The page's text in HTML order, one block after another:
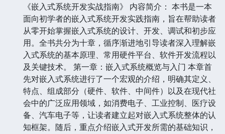
《嵌入式系统开发实战指南》 内容简介： 本书是一本
面向初学者的嵌入式系统开发实践指南，旨在帮助读者
从零开始掌握嵌入式系统的设计、开发、调试和初步应
用。全书共分为十章，循序渐进地引导读者深入理解嵌
入式系统的基本原理、常用硬件平台、软件开发流程以
及关键技术。 第一章：嵌入式系统概览与入门 本章首
先对嵌入式系统进行了一个宏观的介绍，明确其定义、
特点、组成部分（硬件、软件、中间件）以及在现代社
会中的广泛应用领域，如消费电子、工业控制、医疗设
备、汽车电子等，让读者建立起对嵌入式系统整体的认
知框架。随后，重点介绍嵌入式开发所需的基础知识，